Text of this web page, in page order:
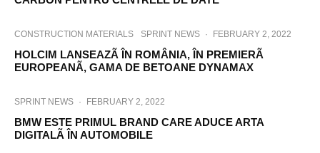
CONSTRUCTION MATERIALS SPRINT NEWS · FEBRUARY 2, 2022
HOLCIM LANSEAZÃ ÎN ROMÂNIA, ÎN PREMIERÃ
EUROPEANÃ, GAMA DE BETOANE DYNAMAX
SPRINT NEWS · FEBRUARY 2, 2022
BMW ESTE PRIMUL BRAND CARE ADUCE ARTA
DIGITALÃ ÎN AUTOMOBILE